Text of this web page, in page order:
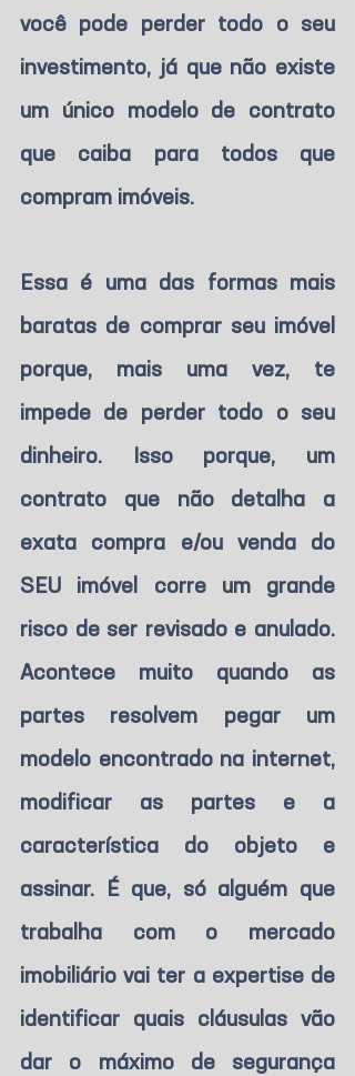
você pode perder todo o seu
investimento, já que não existe
um único modelo de contrato
que caiba para todos que
compram imóveis.
Essa é uma das formas mais
baratas de comprar seu imóvel
porque, mais uma vez, te
impede de perder todo o seu
dinheiro. Isso porque, um
contrato que não detalha a
exata compra e/ou venda do
SEU imóvel corre um grande
risco de ser revisado e anulado.
Acontece muito quando as
partes resolvem pegar um
modelo encontrado na internet,
modificar as partes e a
característica do objeto e
assinar. É que, só alguém que
trabalha com o mercado
imobiliário vai ter a expertise de
identificar quais cláusulas vão
dar o máximo de segurança